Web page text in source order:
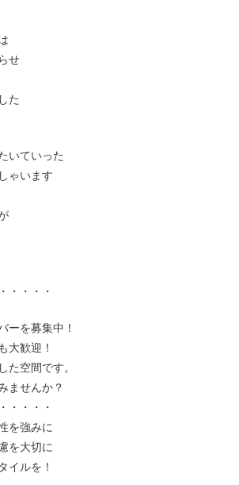
せ
た
いていった
ゃいます
・・・・
ーを募集中！
大歓迎！
た空間です。
ませんか？
・・・・
を強みに
を大切に
イルを！